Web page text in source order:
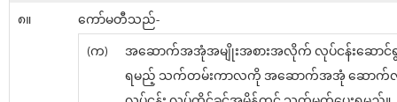
၈။ ကော်မတီသည်-
(က)
အဆောက်အအုံအမျိုးအစားအလိုက် လုပ်ငန်းဆောင်ရွ
ရမည့် သက်တမ်းကာလကို အဆောက်အအုံ ဆောက်လုပ်